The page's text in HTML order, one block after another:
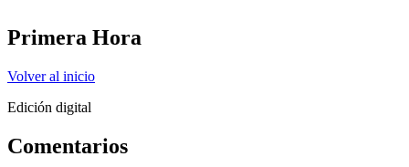
Primera Hora
Volver al inicio
Edición digital
Comentarios